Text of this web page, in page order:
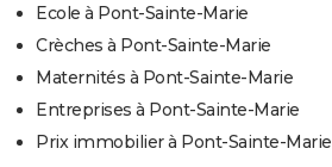
Ecole à Pont-Sainte-Marie
Crèches à Pont-Sainte-Marie
Maternités à Pont-Sainte-Marie
Entreprises à Pont-Sainte-Marie
Prix immobilier à Pont-Sainte-Marie